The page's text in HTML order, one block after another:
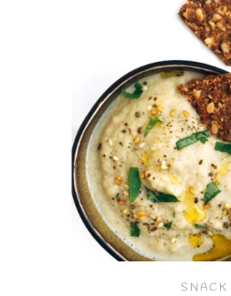
SNACK